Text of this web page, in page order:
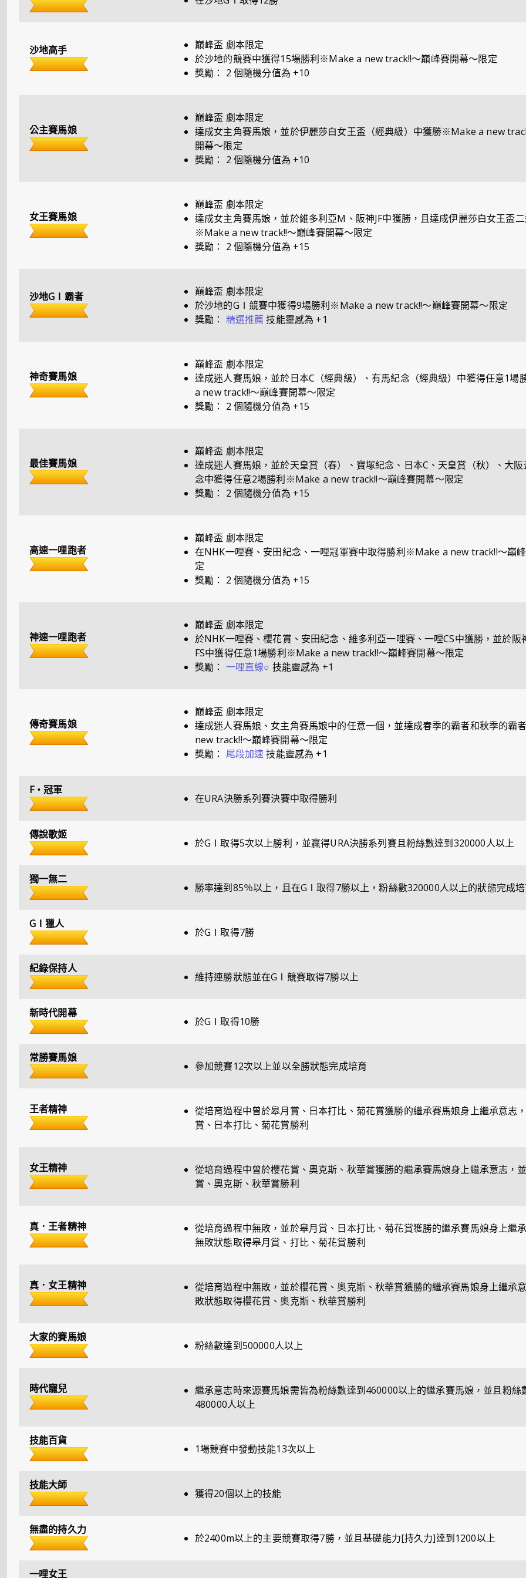
沙地高手
巔峰盃 劇本限定
於沙地的競賽中獲得15場勝利※Make a new track!!～巔峰賽開幕～限定
獎勵： 2 個隨機分值為 +10
公主賽馬娘
巔峰盃 劇本限定
達成女主角賽馬娘，並於伊麗莎白女王盃（經典級）中獲勝※Make a new
開幕～限定
獎勵： 2 個隨機分值為 +10
女王賽馬娘
巔峰盃 劇本限定
達成女主角賽馬娘，並於維多利亞M、阪神JF中獲勝，且達成伊麗莎白女王盃
※Make a new track!!～巔峰賽開幕～限定
獎勵： 2 個隨機分值為 +15
沙地GⅠ霸者
巔峰盃 劇本限定
於沙地的GⅠ競賽中獲得9場勝利※Make a new track!!～巔峰賽開幕～限定
獎勵： 精選推薦 技能靈感為 +1
神奇賽馬娘
巔峰盃 劇本限定
達成迷人賽馬娘，並於日本C（經典級）、有馬紀念（經典級）中獲得任意1
a new track!!～巔峰賽開幕～限定
獎勵： 2 個隨機分值為 +15
最佳賽馬娘
巔峰盃 劇本限定
達成迷人賽馬娘，並於天皇賞（春）、寶塚紀念、日本C、天皇賞（秋）、大
念中獲得任意2場勝利※Make a new track!!～巔峰賽開幕～限定
獎勵： 2 個隨機分值為 +15
高速一哩跑者
巔峰盃 劇本限定
在NHK一哩賽、安田紀念、一哩冠軍賽中取得勝利※Make a new track!!～巔
定
獎勵： 2 個隨機分值為 +15
神速一哩跑者
巔峰盃 劇本限定
於NHK一哩賽、櫻花賞、安田紀念、維多利亞一哩賽、一哩CS中獲勝，並於阪
FS中獲得任意1場勝利※Make a new track!!～巔峰賽開幕～限定
獎勵： 一哩直線○ 技能靈感為 +1
傳奇賽馬娘
巔峰盃 劇本限定
達成迷人賽馬娘、女主角賽馬娘中的任意一個，並達成春季的霸者和秋季的霸
new track!!～巔峰賽開幕～限定
獎勵： 尾段加速 技能靈感為 +1
F・冠軍
在URA決勝系列賽決賽中取得勝利
傳說歌姬
於GⅠ取得5次以上勝利，並贏得URA決勝系列賽且粉絲數達到320000人以上
獨一無二
勝率達到85％以上，且在GⅠ取得7勝以上，粉絲數320000人以上的狀態完成
GⅠ獵人
於GⅠ取得7勝
紀錄保持人
維持連勝狀態並在GⅠ競賽取得7勝以上
新時代開幕
於GⅠ取得10勝
常勝賽馬娘
參加競賽12次以上並以全勝狀態完成培育
王者精神
從培育過程中曾於皋月賞、日本打比、菊花賞獲勝的繼承賽馬娘身上繼承意志
賞、日本打比、菊花賞勝利
女王精神
從培育過程中曾於櫻花賞、奧克斯、秋華賞獲勝的繼承賽馬娘身上繼承意志，
賞、奧克斯、秋華賞勝利
真．王者精神
從培育過程中無敗，並於皋月賞、日本打比、菊花賞獲勝的繼承賽馬娘身上繼
無敗狀態取得皋月賞、打比、菊花賞勝利
真．女王精神
從培育過程中無敗，並於櫻花賞、奧克斯、秋華賞獲勝的繼承賽馬娘身上繼承
敗狀態取得櫻花賞、奧克斯、秋華賞勝利
大家的賽馬娘
粉絲數達到500000人以上
時代寵兒
繼承意志時來源賽馬娘需皆為粉絲數達到460000以上的繼承賽馬娘，並且粉絲
480000人以上
技能百貨
1場競賽中發動技能13次以上
技能大師
獲得20個以上的技能
無盡的持久力
於2400m以上的主要競賽取得7勝，並且基礎能力[持久力]達到1200以上
一哩女王